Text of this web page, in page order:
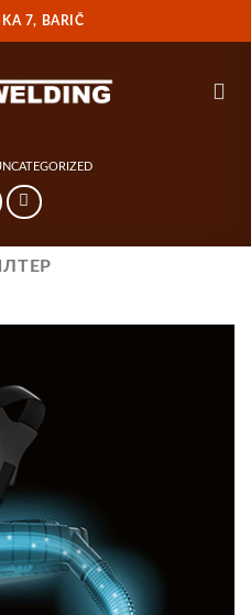
7, BARIČ